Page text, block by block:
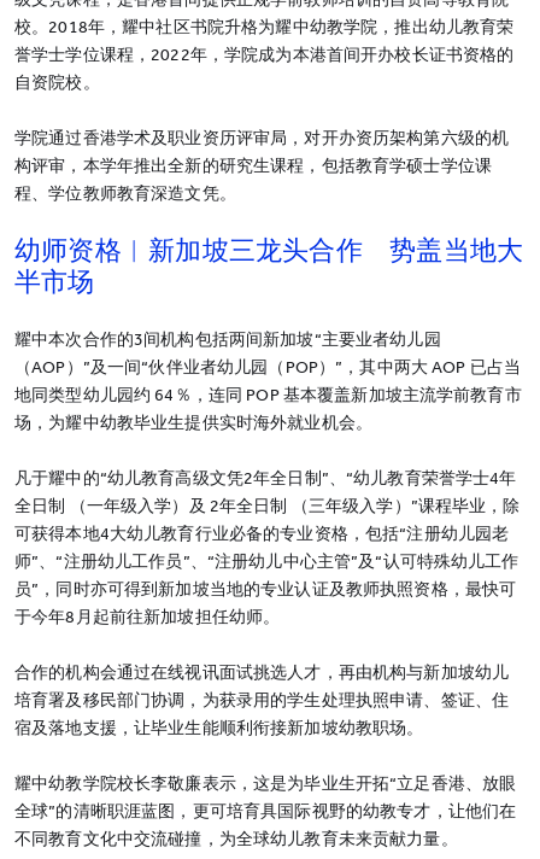
校。2018年，耀中社区书院升格为耀中幼教学院，推出幼儿教育荣
誉学士学位课程，2022年，学院成为本港首间开办校长证书资格的
自资院校。
学院通过香港学术及职业资历评审局，对开办资历架构第六级的机
构评审，本学年推出全新的研究生课程，包括教育学硕士学位课
程、学位教师教育深造文凭。
幼师资格︱新加坡三龙头合作 势盖当地大
半市场
耀中本次合作的3间机构包括两间新加坡“主要业者幼儿园
（AOP）”及一间“伙伴业者幼儿园（POP）”，其中两大 AOP 已占当
地同类型幼儿园约 64％，连同 POP 基本覆盖新加坡主流学前教育市
场，为耀中幼教毕业生提供实时海外就业机会。
凡于耀中的“幼儿教育高级文凭2年全日制”、“幼儿教育荣誉学士4年
全日制 （一年级入学）及 2年全日制 （三年级入学）”课程毕业，除
可获得本地4大幼儿教育行业必备的专业资格，包括“注册幼儿园老
师”、“注册幼儿工作员”、“注册幼儿中心主管”及“认可特殊幼儿工作
员”，同时亦可得到新加坡当地的专业认证及教师执照资格，最快可
于今年8月起前往新加坡担任幼师。
合作的机构会通过在线视讯面试挑选人才，再由机构与新加坡幼儿
培育署及移民部门协调，为获录用的学生处理执照申请、签证、住
宿及落地支援，让毕业生能顺利衔接新加坡幼教职场。
耀中幼教学院校长李敬廉表示，这是为毕业生开拓“立足香港、放眼
全球”的清晰职涯蓝图，更可培育具国际视野的幼教专才，让他们在
不同教育文化中交流碰撞，为全球幼儿教育未来贡献力量。